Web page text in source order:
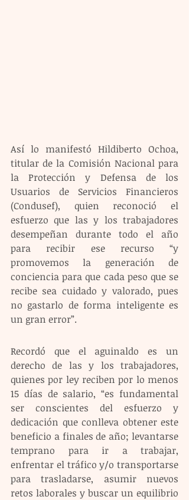
Así lo manifestó Hildiberto Ochoa,
titular de la Comisión Nacional para
la Protección y Defensa de los
Usuarios de Servicios Financieros
(Condusef), quien reconoció el
esfuerzo que las y los trabajadores
desempeñan durante todo el año
para recibir ese recurso “y
promovemos la generación de
conciencia para que cada peso que se
recibe sea cuidado y valorado, pues
no gastarlo de forma inteligente es
un gran error”.
Recordó que el aguinaldo es un
derecho de las y los trabajadores,
quienes por ley reciben por lo menos
15 días de salario, “es fundamental
ser conscientes del esfuerzo y
dedicación que conlleva obtener este
beneficio a finales de año; levantarse
temprano para ir a trabajar,
enfrentar el tráfico y/o transportarse
para trasladarse, asumir nuevos
retos laborales y buscar un equilibrio